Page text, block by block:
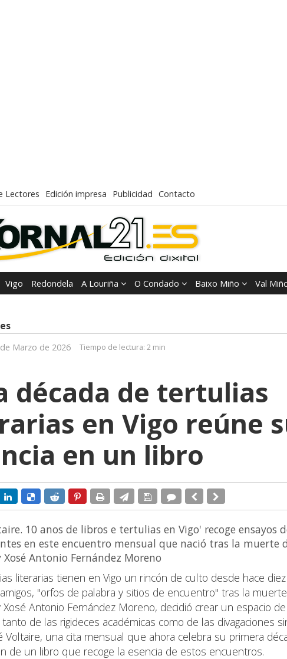
Lectores Edición impresa Publicidad Contacto
Vigo Redondela A Louriña O Condado Baixo Miño Val
Marzo de 2026 Tiempo de lectura: 2 min
década de tertulias
en Vigo reúne
en un libro
10 anos de libros e tertulias en Vigo' recoge ensayos
en este encuentro mensual que nació tras la muerte
Xosé Antonio Fernández Moreno
literarias tienen en Vigo un rincón de culto desde hace
"orfos de palabra y sitios de encuentro" tras la
Xosé Antonio Fernández Moreno, decidió crear un espacio
de las rigideces académicas como de las divagaciones
Voltaire, una cita mensual que ahora celebra su primera
de un libro que recoge la esencia de estos encuentros.